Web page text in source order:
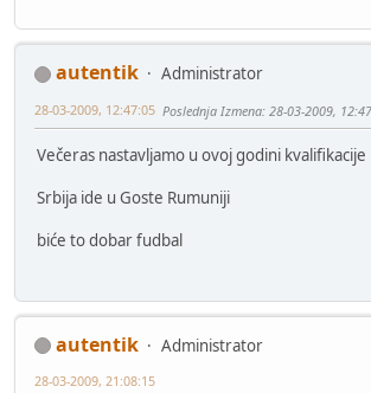
autentik
Administrator
28-03-2009, 12:47:05 Poslednja Izmena: 28-03-2009,
Večeras nastavljamo u ovoj godini kvalifikacije
Srbija ide u Goste Rumuniji
biće to dobar fudbal
autentik
Administrator
28-03-2009, 21:08:15